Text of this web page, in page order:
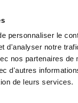
personnaliser le
d'analyser notre
nos partenaires
d'autres
de leurs services.
Environment